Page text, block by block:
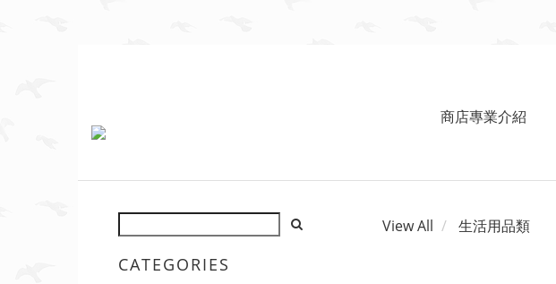
商店專業介紹
CATEGORIES
View All 生活用品類